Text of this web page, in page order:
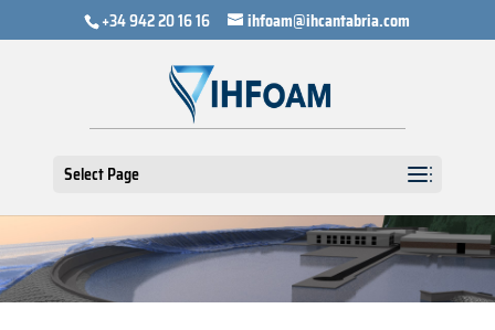
+34 942 20 16 16 ihfoam@ihcantabria.com
Select Page